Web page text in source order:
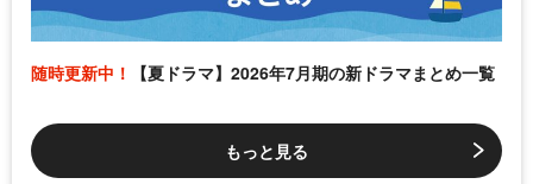
随時更新中！ 【夏ドラマ】2026年7月期の新ドラマまとめ一覧
もっと見る